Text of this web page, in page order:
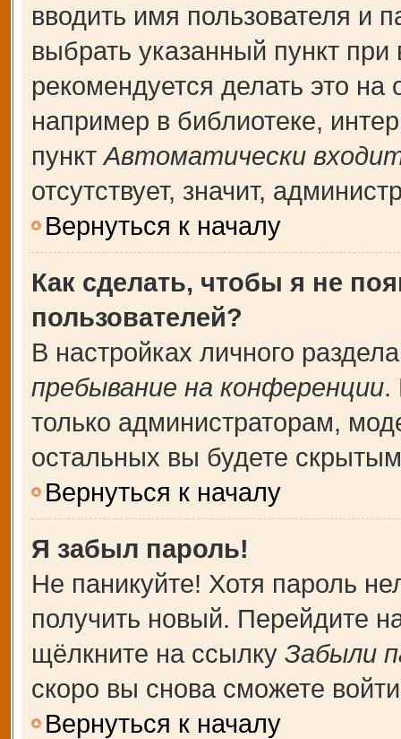
вводить имя пользователя и
выбрать указанный пункт
рекомендуется делать это
например в библиотеке,
пунктАвтоматически
отсутствует, значит,
Вернуться к началу
Как сделать, чтобы я не
пользователей?
В настройках личного
пребывание на конференции.
только администраторам,
остальных вы будете
Вернуться к началу
Я забыл пароль!
Не паникуйте! Хотя пароль
получить новый. Перейдите
щёлкните на ссылку Забыли
скоро вы снова сможете
Вернуться к началу